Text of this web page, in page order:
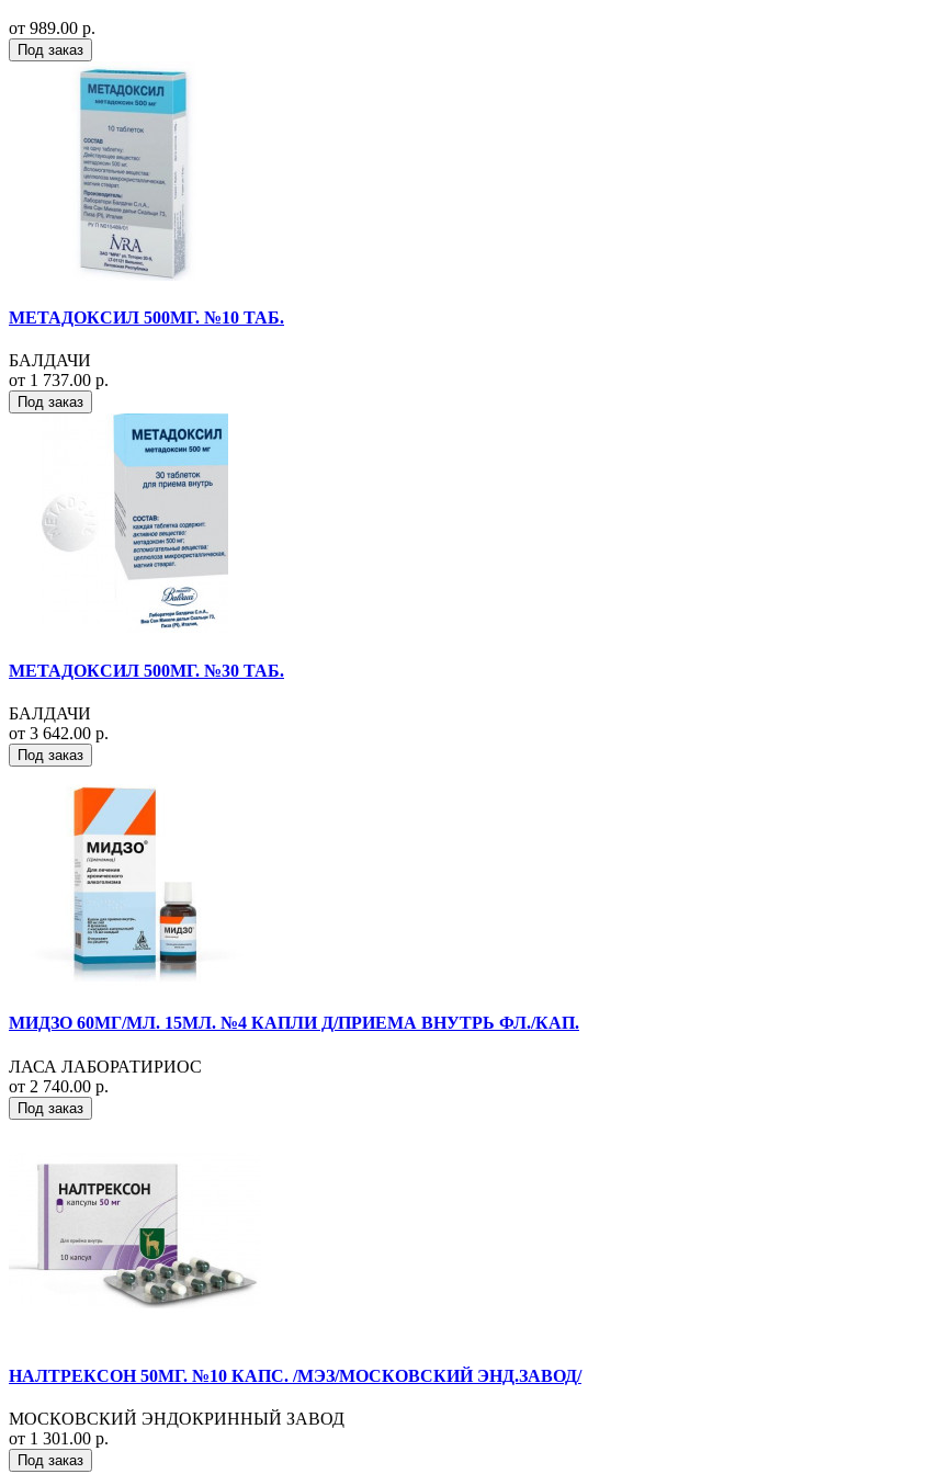
от 989.00 р.
Под заказ
МЕТАДОКСИЛ 500МГ. №10 ТАБ.
БАЛДАЧИ
от 1 737.00 р.
Под заказ
МЕТАДОКСИЛ 500МГ. №30 ТАБ.
БАЛДАЧИ
от 3 642.00 р.
Под заказ
МИДЗО 60МГ/МЛ. 15МЛ. №4 КАПЛИ Д/ПРИЕМА ВНУТРЬ ФЛ./КАП.
ЛАСА ЛАБОРАТИРИОС
от 2 740.00 р.
Под заказ
НАЛТРЕКСОН 50МГ. №10 КАПС. /МЭЗ/МОСКОВСКИЙ ЭНД.ЗАВОД/
МОСКОВСКИЙ ЭНДОКРИННЫЙ ЗАВОД
от 1 301.00 р.
Под заказ